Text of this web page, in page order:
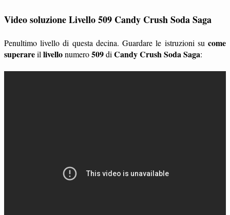
Video soluzione Livello 509 Candy Crush Soda Saga
Penultimo livello di questa decina. Guardare le istruzioni su come
superareil livellonumero509di Candy Crush Soda Saga: